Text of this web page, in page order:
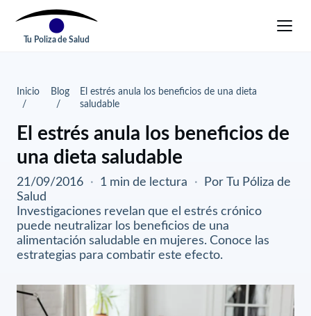
Tu Poliza de Salud
Inicio Blog
El estrés anula los beneficios de una dieta
saludable
El estrés anula los beneficios de
una dieta saludable
21/09/2016 · 1 min de lectura ·
Por Tu Póliza de
Salud
Investigaciones revelan que el estrés crónico
puede neutralizar los beneficios de una
alimentación saludable en mujeres. Conoce las
estrategias para combatir este efecto.